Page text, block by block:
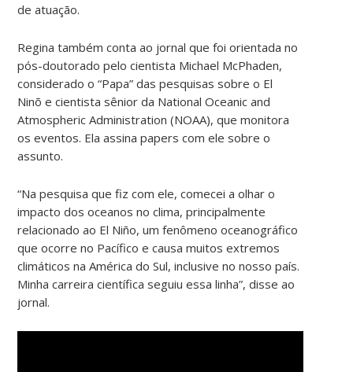
de atuação.
Regina também conta ao jornal que foi orientada no
pós-doutorado pelo cientista Michael McPhaden,
considerado o “Papa” das pesquisas sobre o El
Ninõ e cientista sênior da National Oceanic and
Atmospheric Administration (NOAA), que monitora
os eventos. Ela assina papers com ele sobre o
assunto.
“Na pesquisa que fiz com ele, comecei a olhar o
impacto dos oceanos no clima, principalmente
relacionado ao El Niño, um fenômeno oceanográfico
que ocorre no Pacífico e causa muitos extremos
climáticos na América do Sul, inclusive no nosso país.
Minha carreira científica seguiu essa linha”, disse ao
jornal.